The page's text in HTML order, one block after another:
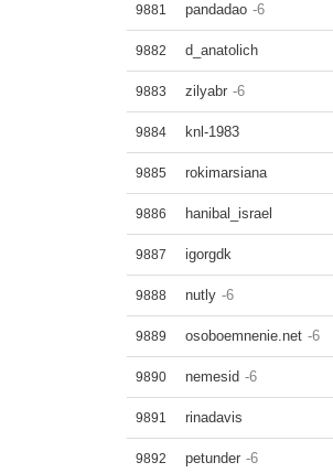
9881 pandadao -6
9882 d_anatolich
9883 zilyabr -6
9884 knl-1983
9885 rokimarsiana
9886 hanibal_israel
9887 igorgdk
9888 nutly -6
9889 osoboemnenie.net -6
9890 nemesid -6
9891 rinadavis
9892 petunder -6